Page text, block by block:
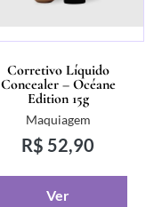
Corretivo Líquido
Concealer – Océane
Edition 15g
Maquiagem
R$ 52,90
Ver